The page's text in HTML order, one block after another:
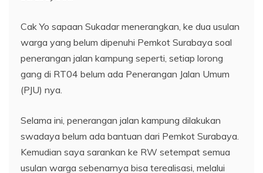
Cak Yo sapaan Sukadar menerangkan, ke dua usulan
warga yang belum dipenuhi Pemkot Surabaya soal
penerangan jalan kampung seperti, setiap lorong
gang di RT04 belum ada Penerangan Jalan Umum
(PJU) nya.
Selama ini, penerangan jalan kampung dilakukan
swadaya belum ada bantuan dari Pemkot Surabaya.
Kemudian saya sarankan ke RW setempat semua
usulan warga sebenarnya bisa terealisasi, melalui